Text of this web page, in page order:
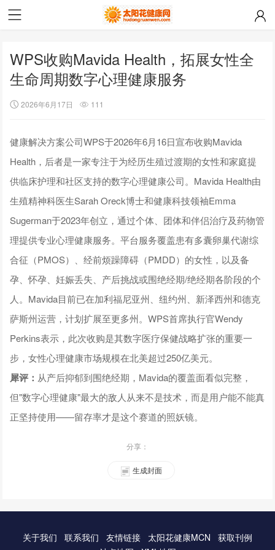
WPS收购Mavida Health，拓展女性全
生命周期数字心理健康服务
2026年6月17日 111
健康解决方案公司WPS于2026年6月16日宣布收购Mavida
Health，后者是一家专注于为经历生殖过渡期的女性和家庭提
供临床护理和社区支持的数字心理健康公司。Mavida Health由
生殖精神科医生Sarah Oreck博士和健康科技领袖Emma
Sugerman于2023年创立，通过个体、团体和伴侣治疗及药物管
理提供专业心理健康服务。平台服务覆盖患有多囊卵巢代谢综
合征（PMOS）、经前烦躁障碍（PMDD）的女性，以及备
孕、怀孕、妊娠丢失、产后挑战或围绝经期/绝经期各阶段的个
人。Mavida目前已在加利福尼亚州、纽约州、新泽西州和德克
萨斯州运营，计划扩展至更多州。WPS首席执行官Wendy
Perkins表示，此次收购是其数字医疗保健战略扩张的重要一
步，女性心理健康市场规模在北美超过250亿美元。
犀评： 从产后抑郁到围绝经期，Mavida的覆盖面看似完整，
但"数字心理健康"最大的敌人从来不是技术，而是用户能不能真
正坚持使用——留存率才是这个赛道的照妖镜。
分享：
生成封面
关于我们 联系我们 友情链接 太阳花健康MCN
获取刊例